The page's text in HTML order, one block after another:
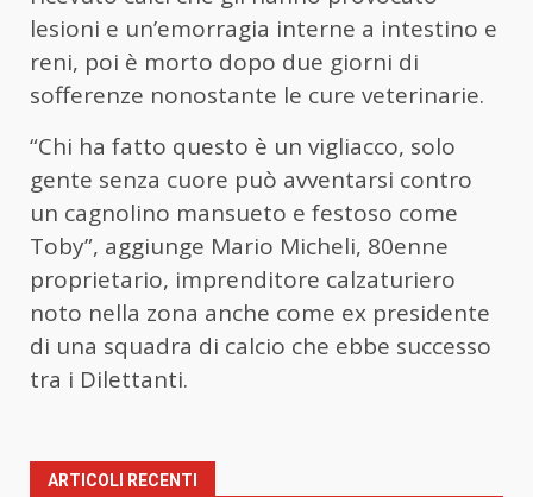
lesioni e un’emorragia interne a intestino e
reni, poi è morto dopo due giorni di
sofferenze nonostante le cure veterinarie.
“Chi ha fatto questo è un vigliacco, solo
gente senza cuore può avventarsi contro
un cagnolino mansueto e festoso come
Toby”, aggiunge Mario Micheli, 80enne
proprietario, imprenditore calzaturiero
noto nella zona anche come ex presidente
di una squadra di calcio che ebbe successo
tra i Dilettanti.
ARTICOLI RECENTI